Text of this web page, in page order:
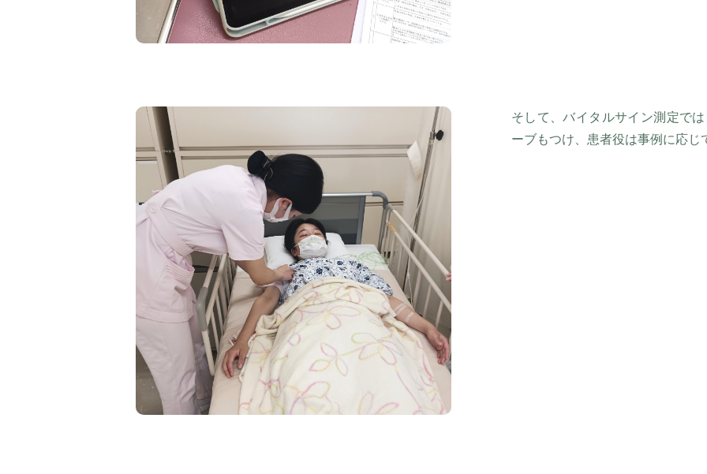
そして、バイタルサイン測定で
ーブもつけ、患者役は事例に応じ